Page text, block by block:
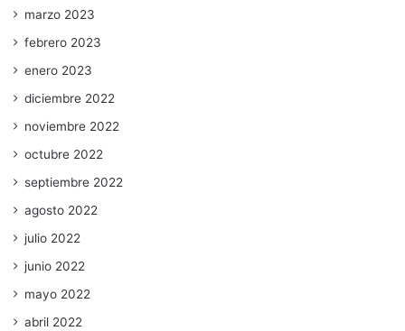
marzo 2023
febrero 2023
enero 2023
diciembre 2022
noviembre 2022
octubre 2022
septiembre 2022
agosto 2022
julio 2022
junio 2022
mayo 2022
abril 2022